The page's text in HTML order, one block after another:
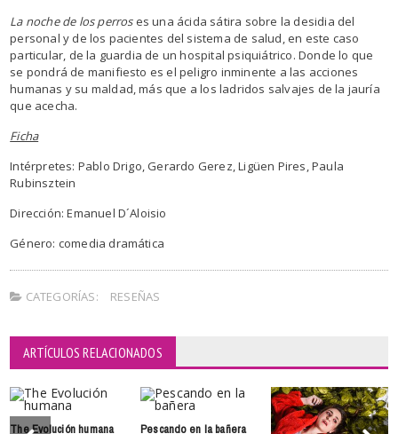
La noche de los perros es una ácida sátira sobre la desidia del
personal y de los pacientes del sistema de salud, en este caso
particular, de la guardia de un hospital psiquiátrico. Donde lo que
se pondrá de manifiesto es el peligro inminente a las acciones
humanas y su maldad, más que a los ladridos salvajes de la jauría
que acecha.
Ficha
Intérpretes: Pablo Drigo, Gerardo Gerez, Ligüen Pires, Paula
Rubinsztein
Dirección: Emanuel D´Aloisio
Género: comedia dramática
CATEGORÍAS: RESEÑAS
ARTÍCULOS RELACIONADOS
The Evolución humana Pescando en la bañera